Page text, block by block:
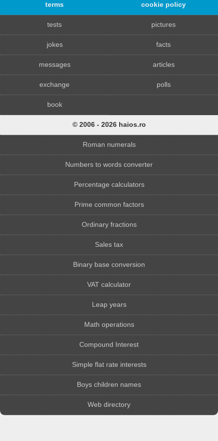
terms cookie policy
tests pictures
jokes facts
messages articles
exchange polls
book
© 2006 - 2026 haios.ro
Roman numerals
Numbers to words converter
Percentage calculators
Prime common factors
Ordinary fractions
Sales tax
Binary base conversion
VAT calculator
Leap years
Math operations
Compound Interest
Simple flat rate interests
Boys children names
Web directory